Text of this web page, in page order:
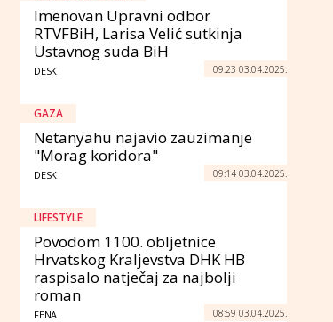
Imenovan Upravni odbor
RTVFBiH, Larisa Velić sutkinja
Ustavnog suda BiH
DESK 09:23 03.04.2025.
GAZA
Netanyahu najavio zauzimanje
"Morag koridora"
DESK 09:14 03.04.2025.
LIFESTYLE
Povodom 1100. obljetnice
Hrvatskog Kraljevstva DHK HB
raspisalo natječaj za najbolji
roman
FENA 08:59 03.04.2025.